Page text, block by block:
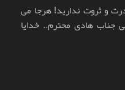
و ثروت ندارید! هرجا می
با سرتیمی جناب هادی محترم.. خدایا